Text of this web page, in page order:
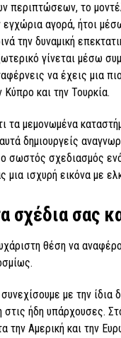
περιπτώσεων, το
εγχώρια αγορά, ήτοι
την δυναμική
γίνεται μέσω
να έχεις μια
Κύπρο και την Τουρκία.
τα μεμονωμένα
δημιουργείς
ο σωστός σχεδιασμός
ισχυρή εικόνα με
σχέδια σας
θέση να
με την
ήδη υπάρχουσες.
την Αμερική και την